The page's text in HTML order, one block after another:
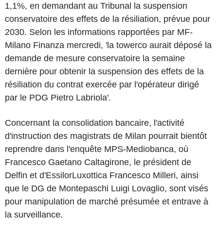
1,1%, en demandant au Tribunal la suspension
conservatoire des effets de la résiliation, prévue pour
2030. Selon les informations rapportées par MF-
Milano Finanza mercredi, 'la towerco aurait déposé la
demande de mesure conservatoire la semaine
dernière pour obtenir la suspension des effets de la
résiliation du contrat exercée par l'opérateur dirigé
par le PDG Pietro Labriola'.
Concernant la consolidation bancaire, l'activité
d'instruction des magistrats de Milan pourrait bientôt
reprendre dans l'enquête MPS-Mediobanca, où
Francesco Gaetano Caltagirone, le président de
Delfin et d'EssilorLuxottica Francesco Milleri, ainsi
que le DG de Montepaschi Luigi Lovaglio, sont visés
pour manipulation de marché présumée et entrave à
la surveillance.